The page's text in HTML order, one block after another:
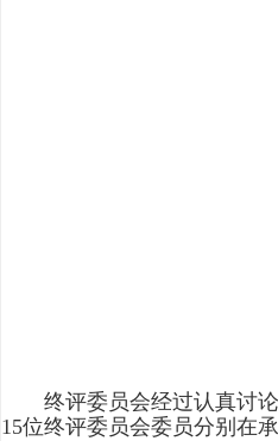
终评委员会经过认真讨论
15位终评委员会委员分别在